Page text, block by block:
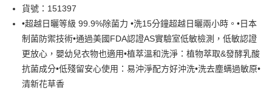
Apple Pay
街口支付
悠遊付
Google Pay
貨號：151397
•超越日曬等級 99.9%除菌力 •洗15分鐘超越日曬兩小時。•日本
制菌防禦技術•通過美國FDA認證AS實驗室低敏檢測，低敏認證
更放心，嬰幼兒衣物也適用•植萃溫和洗淨：植物萃取&發酵乳酸
抗菌成分•低殘留安心使用：易沖淨配方好沖洗•洗去塵螨過敏原•
清新花草香